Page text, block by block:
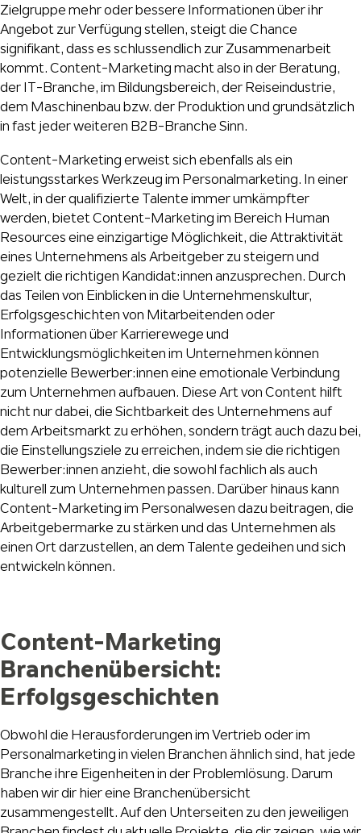
Zielgruppe mehr oder bessere Informationen über ihr
Angebot zur Verfügung stellen, steigt die Chance
signifikant, dass es schlussendlich zur Zusammenarbeit
kommt. Content-Marketing macht also in der Beratung,
der IT-Branche, im Bildungsbereich, der Reiseindustrie,
dem Maschinenbau bzw. der Produktion und grundsätzlich
in fast jeder weiteren B2B-Branche Sinn.
Content-Marketing erweist sich ebenfalls als ein
leistungsstarkes Werkzeug im Personalmarketing. In einer
Welt, in der qualifizierte Talente immer umkämpfter
werden, bietet Content-Marketing im Bereich Human
Resources eine einzigartige Möglichkeit, die Attraktivität
eines Unternehmens als Arbeitgeber zu steigern und
gezielt die richtigen Kandidat:innen anzusprechen. Durch
das Teilen von Einblicken in die Unternehmenskultur,
Erfolgsgeschichten von Mitarbeitenden oder
Informationen über Karrierewege und
Entwicklungsmöglichkeiten im Unternehmen können
potenzielle Bewerber:innen eine emotionale Verbindung
zum Unternehmen aufbauen. Diese Art von Content hilft
nicht nur dabei, die Sichtbarkeit des Unternehmens auf
dem Arbeitsmarkt zu erhöhen, sondern trägt auch dazu bei,
die Einstellungsziele zu erreichen, indem sie die richtigen
Bewerber:innen anzieht, die sowohl fachlich als auch
kulturell zum Unternehmen passen. Darüber hinaus kann
Content-Marketing im Personalwesen dazu beitragen, die
Arbeitgebermarke zu stärken und das Unternehmen als
einen Ort darzustellen, an dem Talente gedeihen und sich
entwickeln können.
Content-Marketing
Branchenübersicht:
Erfolgsgeschichten
Obwohl die Herausforderungen im Vertrieb oder im
Personalmarketing in vielen Branchen ähnlich sind, hat jede
Branche ihre Eigenheiten in der Problemlösung. Darum
haben wir dir hier eine Branchenübersicht
zusammengestellt. Auf den Unterseiten zu den jeweiligen